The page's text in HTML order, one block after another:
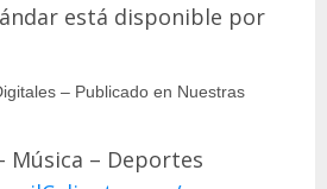
está disponible por
– Publicado en Nuestras
– Deportes